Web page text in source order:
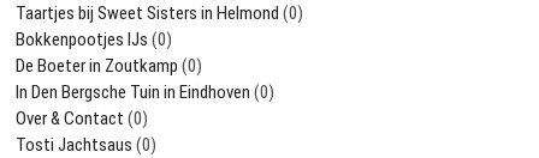
Taartjes bij Sweet Sisters in Helmond (0)
Bokkenpootjes IJs (0)
De Boeter in Zoutkamp (0)
In Den Bergsche Tuin in Eindhoven (0)
Over & Contact (0)
Tosti Jachtsaus (0)